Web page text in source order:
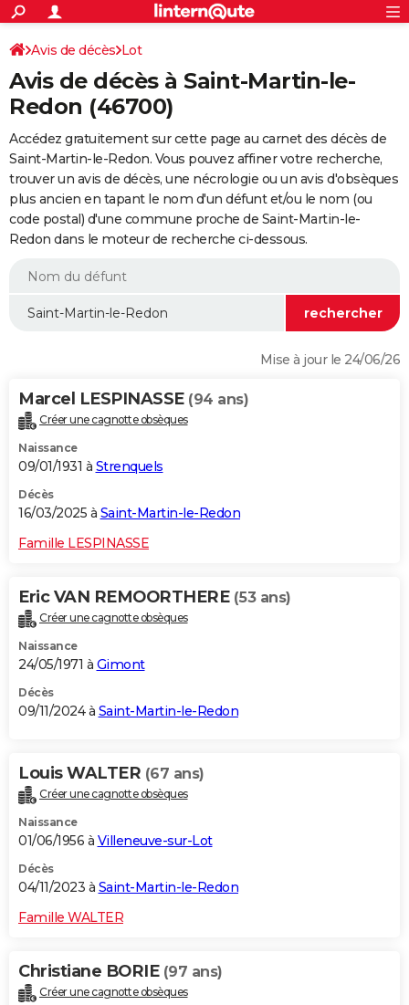
ACTUALITÉS
Politique
Société
Faits Divers
Education
Monde
Villes
+
SPORT
Coupe du monde 2026
Football
Tennis
Cyclisme
Rugby
Forum
CULTURE
FINANCE
Retraite
Impôts
Epargne
Immobilier
Risques naturels par ville
Banque
Assurance
Crédit
Essais
Réserver un essai
Citadines
Berlines
SUV
Forum auto
+
HIGH-TECH
Mobiles
Meilleur smartphone
Internet
Ordinateurs
Jeux vidéo
Guide high-tech
+
BRICOLAGE
Forum
Aménagement intérieur
Extérieur
Cuisine
Salle de bains
Jardinage
Rangement
WEEK-END
Guides de France
Escapades
Patrimoine
Expositions
Musées
Week-end nature
LIFESTYLE
Alimentation
Guide de la santé
Maladies
Médicaments
Sommeil
VOYAGE
Destinations
City break
Voyage nature
Voyage de noces
Forum
Climat
+PHOTO
GUIDES D'ACHAT
BONS PLANS
CARTE DE VOEUX
Dictionnaire
Biographies
Citations
Expressions
Proverbes
PROGRAMME TV
COPAINS D'AVANT
S'inscrire
Se connecter
Lycées
Collèges
Primaires
Universités
Entreprises
Service militaire
Avis de recherche
AVIS DE DÉCÈS
Avis de décès Lot
Avis de décès à Saint-Martin-le-
Redon (46700)
Accédez gratuitement sur cette page au carnet des décès de
Saint-Martin-le-Redon. Vous pouvez affiner votre recherche,
trouver un avis de décès, une nécrologie ou un avis d'obsèques
plus ancien en tapant le nom d'un défunt et/ou le nom (ou
code postal) d'une commune proche de Saint-Martin-le-
Redon dans le moteur de recherche ci-dessous.
Mise à jour le 24/06/26
Marcel LESPINASSE (94 ans)
Créer une cagnotte obsèques
Naissance
09/01/1931 à Strenquels
Décès
16/03/2025 à Saint-Martin-le-Redon
Famille LESPINASSE
Eric VAN REMOORTHERE (53 ans)
Créer une cagnotte obsèques
Naissance
24/05/1971 à Gimont
Décès
09/11/2024 à Saint-Martin-le-Redon
Louis WALTER (67 ans)
Créer une cagnotte obsèques
Naissance
01/06/1956 à Villeneuve-sur-Lot
Décès
04/11/2023 à Saint-Martin-le-Redon
Famille WALTER
Christiane BORIE (97 ans)
Créer une cagnotte obsèques